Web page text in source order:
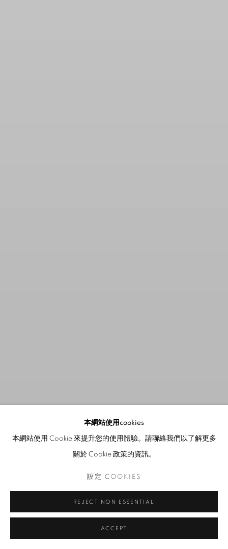
銘記：黎光頂回顧展:策展
人：DAVID ELLIOTT
20 MAR - 16 MAY 2026
本網站使用cookies
本網站使用 Cookie 來提升您的使用體驗。請聯絡我們以了解更多
關於 Cookie 政策的資訊。
設定 COOKIES
REJECT NON ESSENTIAL
ACCEPT